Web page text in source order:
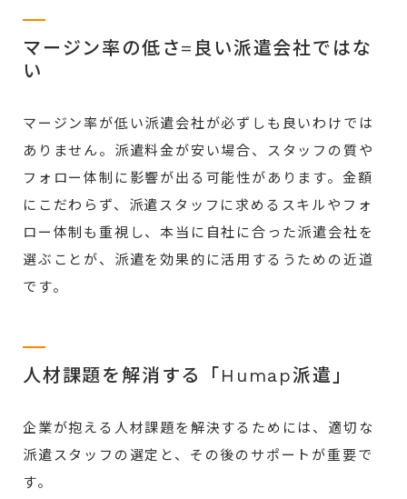
マージン率の低さ=良い派遣会社ではな
い
マージン率が低い派遣会社が必ずしも良いわけでは
ありません。派遣料金が安い場合、スタッフの質や
フォロー体制に影響が出る可能性があります。金額
にこだわらず、派遣スタッフに求めるスキルやフォ
ロー体制も重視し、本当に自社に合った派遣会社を
選ぶことが、派遣を効果的に活用するうための近道
です。
人材課題を解消する「Humap派遣」
企業が抱える人材課題を解決するためには、適切な
派遣スタッフの選定と、その後のサポートが重要で
す。